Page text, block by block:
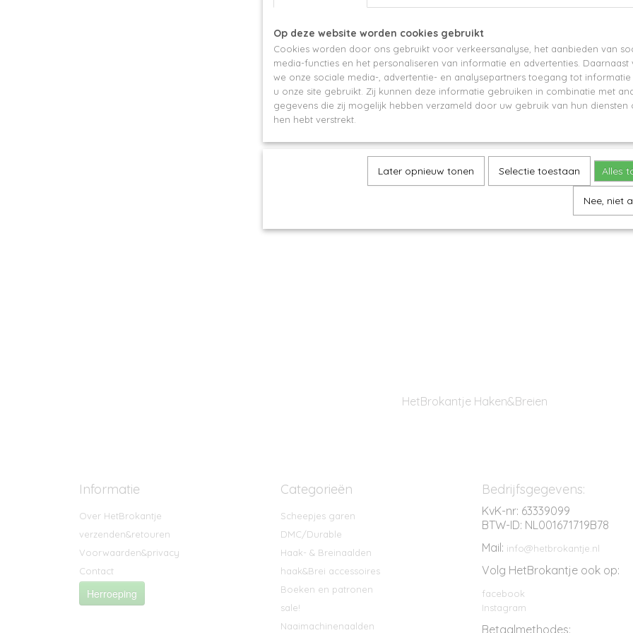
HetBrokantje Haken&Breien
Informatie
Over HetBrokantje
verzenden&retouren
Voorwaarden&privacy
Contact
Herroeping
Categorieën
Scheepjes garen
DMC/Durable
Haak- & Breinaalden
haak&Brei accessoires
Boeken en patronen
sale!
Naaimachinenaalden
Bedrijfsgegevens:
KvK-nr: 63339099
BTW-ID: NL001671719B78
Mail: info@hetbrokantje.nl
Volg HetBrokantje ook op:
facebook
Instagram
Betaalmethodes:
Op deze website worden cookies gebruikt
Cookies worden door ons gebruikt voor verkeersanalyse, het aanbieden van
media-functies en het personaliseren van informatie en advertenties. Daarnaast
we onze sociale media-, advertentie- en analysepartners toegang tot
u onze site gebruikt. Zij kunnen deze informatie gebruiken in combinatie met
gegevens die zij mogelijk hebben verzameld door uw gebruik van hun diensten
hen hebt verstrekt.
Later opnieuw tonen Selectie toestaan Alles
Nee, niet